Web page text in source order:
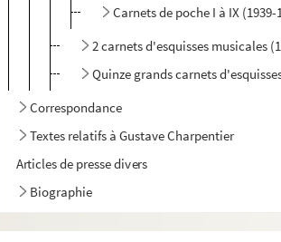
Carnets de poche I à IX (1939-
2 carnets d'esquisses musicales
Quinze grands carnets
Correspondance
Textes relatifs à Gustave Charpentier
Articles de presse divers
Biographie